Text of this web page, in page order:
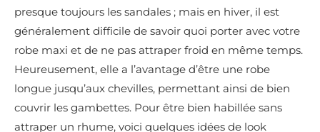
presque toujours les sandales ; mais en hiver, il est
généralement difficile de savoir quoi porter avec votre
robe maxi et de ne pas attraper froid en même temps.
Heureusement, elle a l’avantage d’être une robe
longue jusqu’aux chevilles, permettant ainsi de bien
couvrir les gambettes. Pour être bien habillée sans
attraper un rhume, voici quelques idées de look